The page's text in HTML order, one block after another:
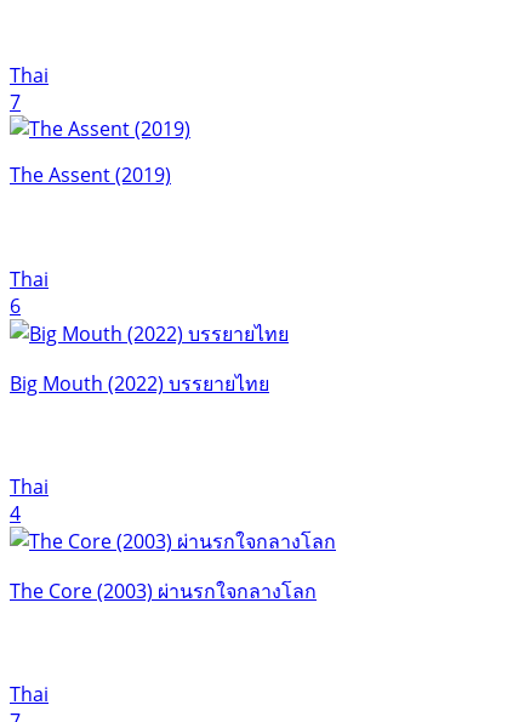
Thai
7
The Assent (2019)
Thai
6
Big Mouth (2022) บรรยายไทย
Thai
4
The Core (2003) ผ่านรกใจกลางโลก
Thai